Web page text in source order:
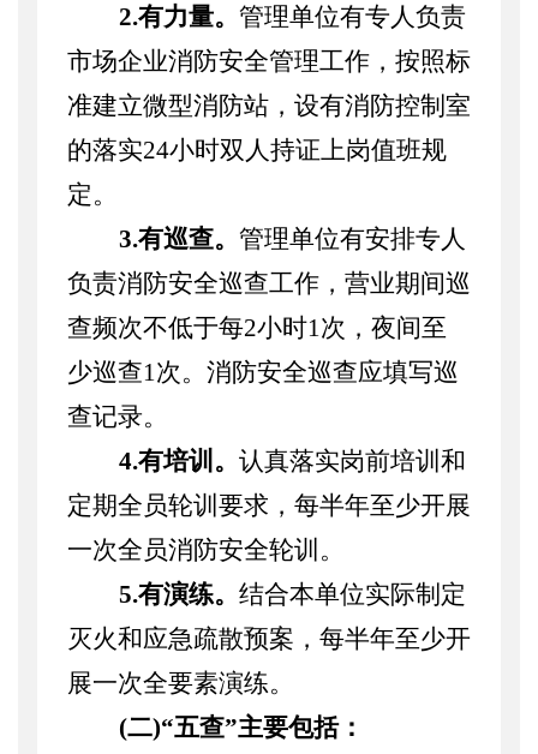
2.有力量。 管理单位有专人负责
市场企业消防安全管理工作，按照标
准建立微型消防站，设有消防控制室
的落实24小时双人持证上岗值班规
定。
3.有巡查。 管理单位有安排专人
负责消防安全巡查工作，营业期间巡
查频次不低于每2小时1次，夜间至
少巡查1次。消防安全巡查应填写巡
查记录。
4.有培训。 认真落实岗前培训和
定期全员轮训要求，每半年至少开展
一次全员消防安全轮训。
5.有演练。 结合本单位实际制定
灭火和应急疏散预案，每半年至少开
展一次全要素演练。
(二)“五查”主要包括：